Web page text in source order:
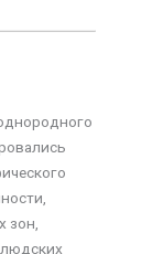
зон,